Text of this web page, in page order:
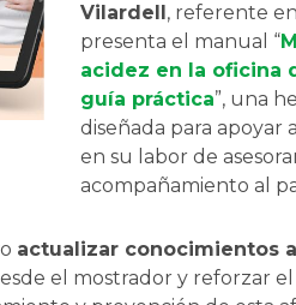
Vilardell , referente
presenta el manual “
acidez en la oficina
guía práctica”, una
diseñada para apoyar
en su labor de
acompañamiento al
actualizar conocimientos
el mostrador y reforzar el